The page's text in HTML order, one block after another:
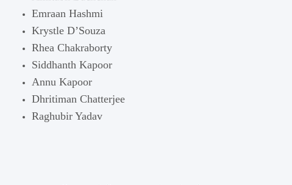
Emraan Hashmi
Krystle D’Souza
Rhea Chakraborty
Siddhanth Kapoor
Annu Kapoor
Dhritiman Chatterjee
Raghubir Yadav